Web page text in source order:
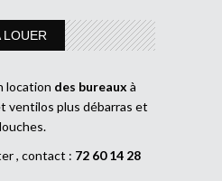
LOUER
location des bureaux à
ventilos plus débarras et
, contact : 72 60 14 28